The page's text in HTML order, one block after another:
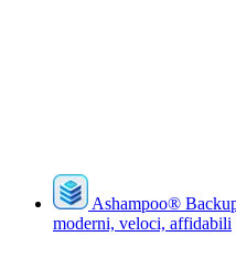
Ashampoo®
moderni, veloci, affidabili